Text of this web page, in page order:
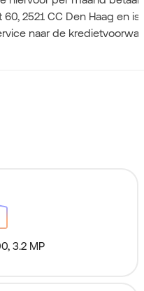
2521 CC Den Haag en
naar de
3.2 MP